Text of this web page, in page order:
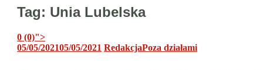
Tag: Unia Lubelska
0 (0)">
05/05/202105/05/2021 RedakcjaPoza działami